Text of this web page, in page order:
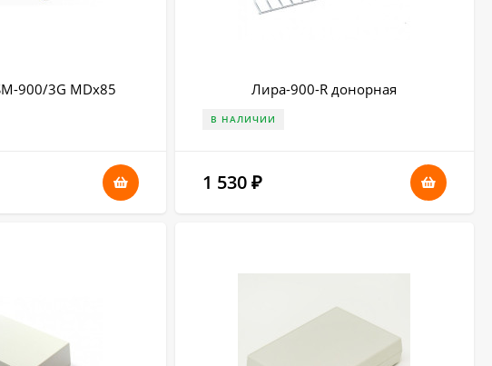
900/3G MDx85 Лира-900-R донорная
В НАЛИЧИИ
1 530 ₽